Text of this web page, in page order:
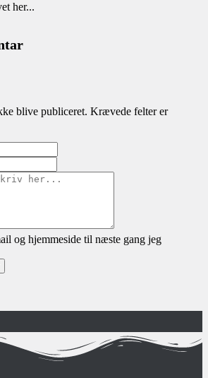
her...
blive publiceret. Krævede felter er
og hjemmeside til næste gang jeg